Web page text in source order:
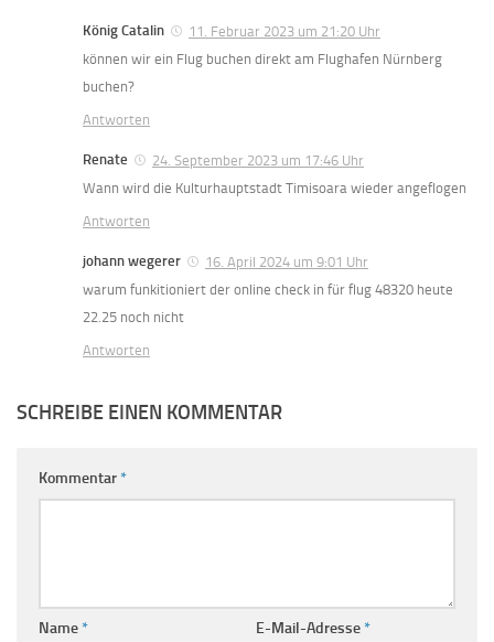
König Catalin
11. Februar 2023 um 21:20 Uhr
können wir ein Flug buchen direkt am Flughafen Nürnberg
buchen?
Antworten
Renate
24. September 2023 um 17:46 Uhr
Wann wird die Kulturhauptstadt Timisoara wieder angeflogen
Antworten
johann wegerer
16. April 2024 um 9:01 Uhr
warum funkitioniert der online check in für flug 48320 heute
22.25 noch nicht
Antworten
SCHREIBE EINEN KOMMENTAR
Kommentar*
Name* E-Mail-Adresse*